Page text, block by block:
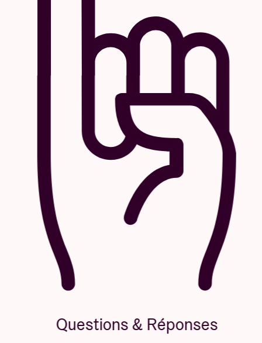
Questions & Réponses